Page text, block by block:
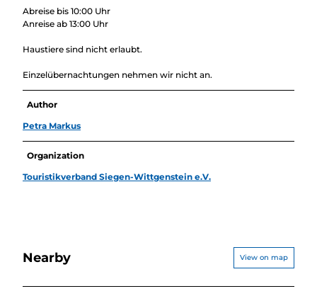
Abreise bis 10:00 Uhr
Anreise ab 13:00 Uhr
Haustiere sind nicht erlaubt.
Einzelübernachtungen nehmen wir nicht an.
Author
Petra Markus
Organization
Touristikverband Siegen-Wittgenstein e.V.
Nearby View on map